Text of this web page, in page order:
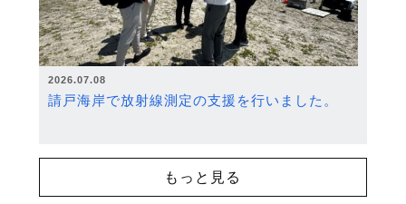
2026.07.08
請戸海岸で放射線測定の支援を行いました。
もっと見る